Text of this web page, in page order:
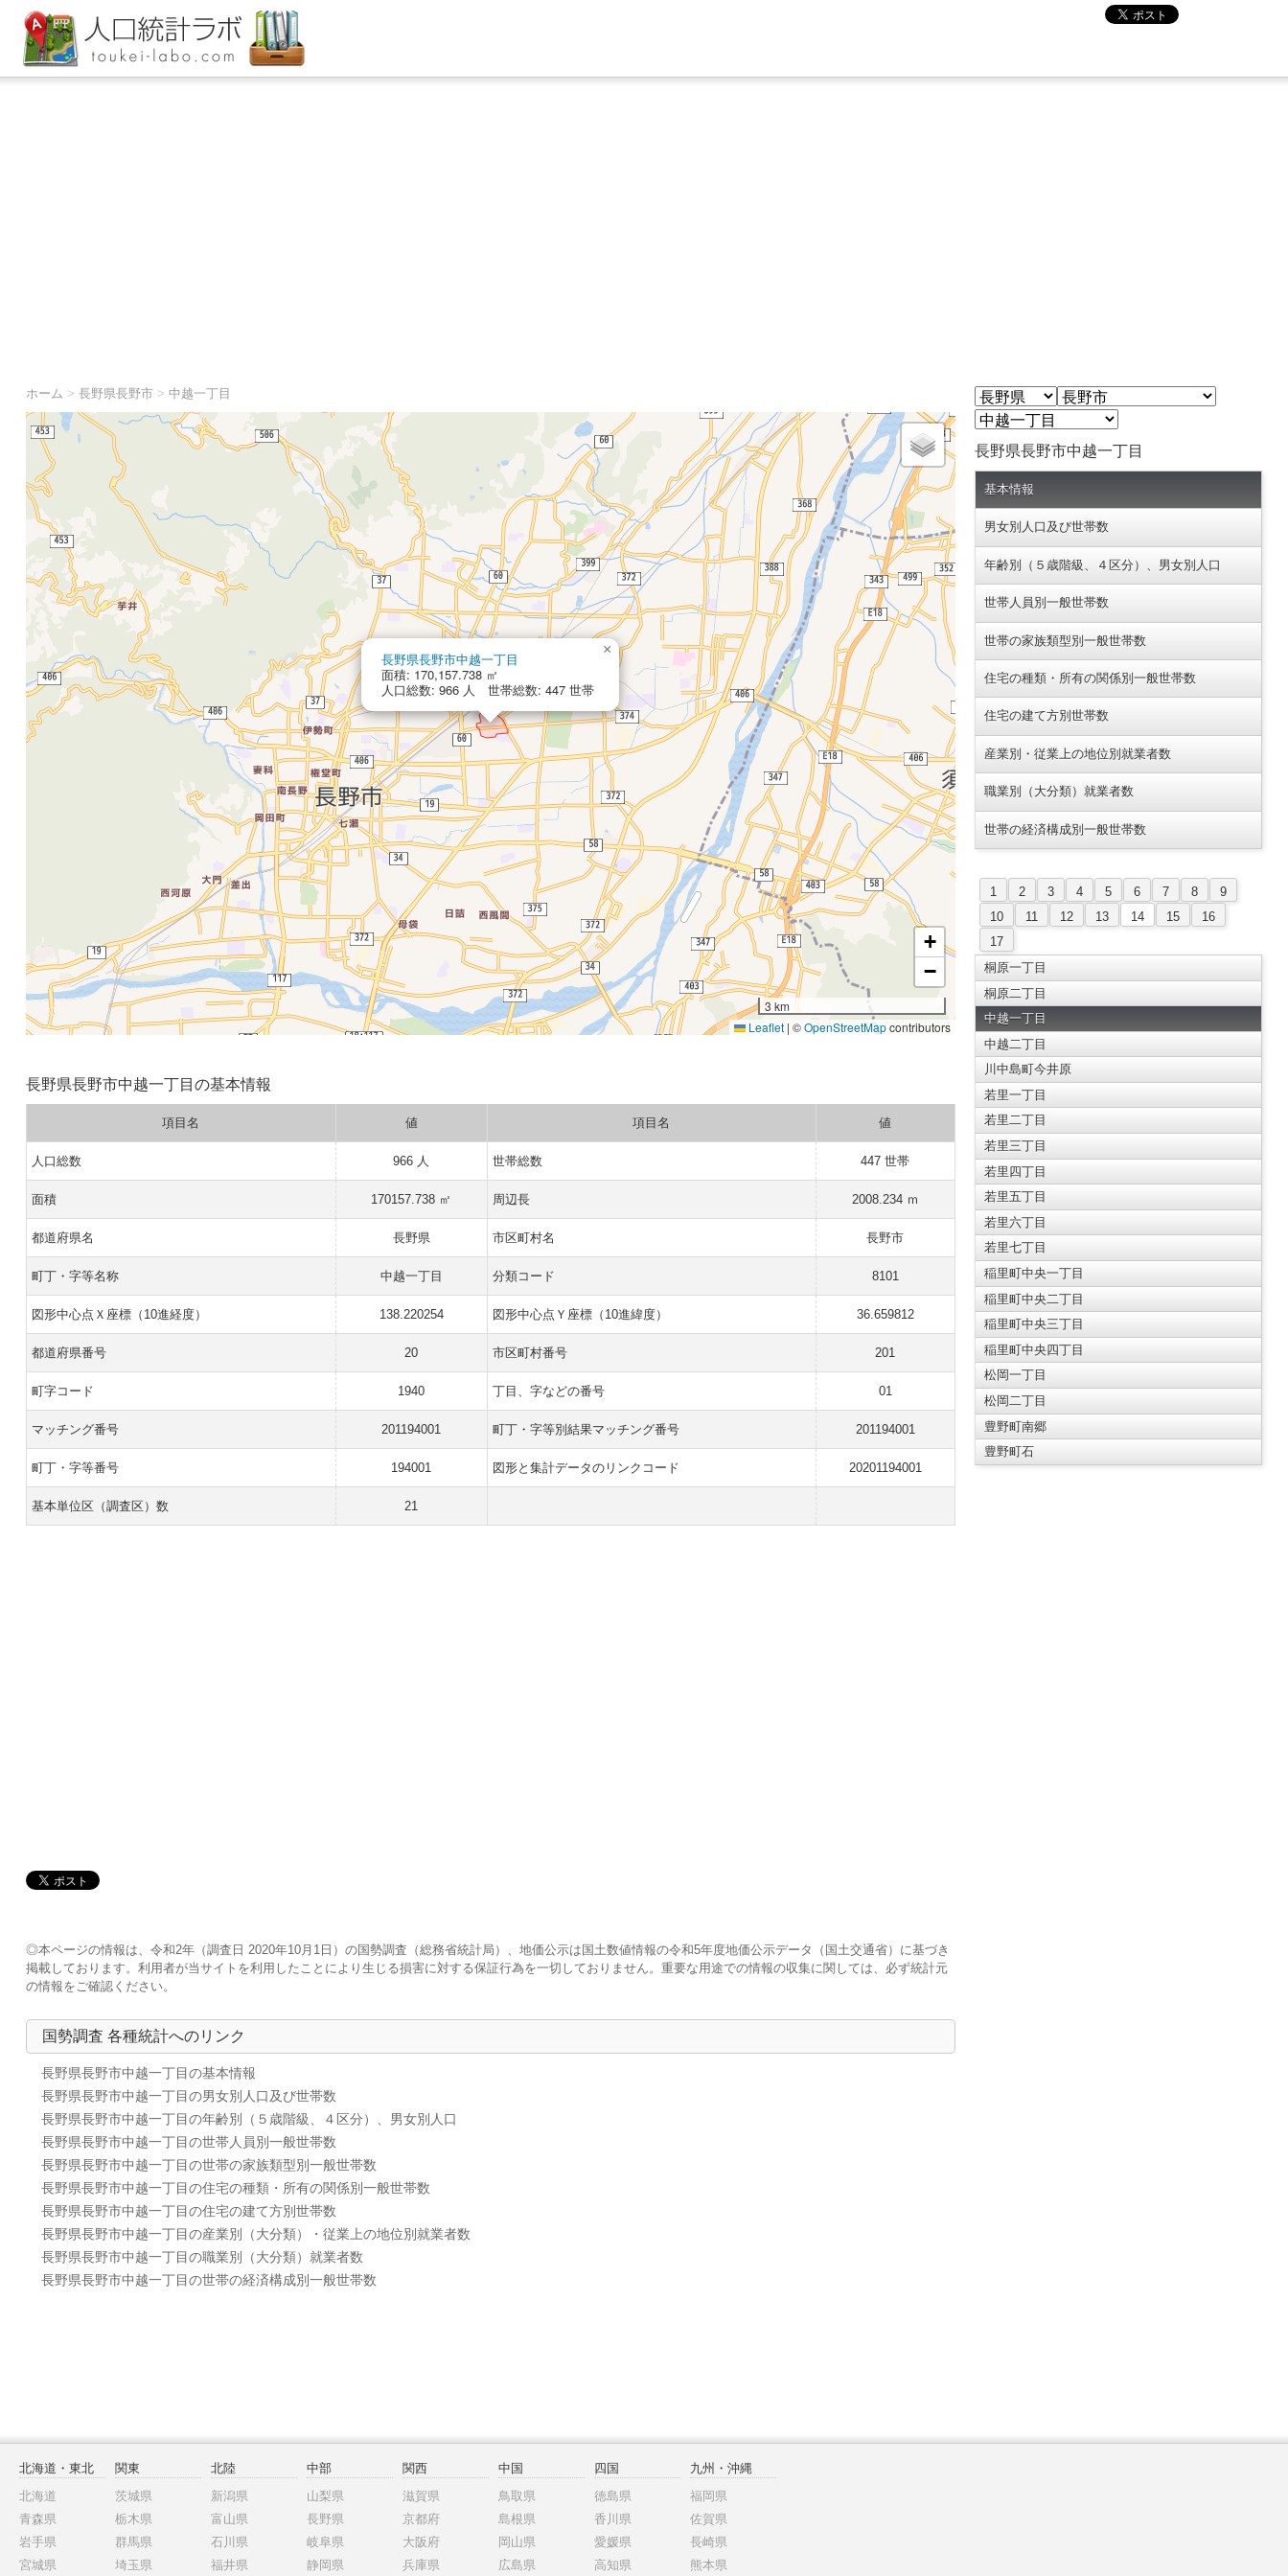
ホーム > 長野県長野市> 中越一丁目
長野県長野市中越一丁目
面積: 170,157.738 ㎡
人口総数: 966 人 世帯総数: 447 世帯
×
+
−
3 km
Leaflet | ©OpenStreetMapcontributors
長野県長野市中越一丁目の基本情報
項目名 値 項目名 値
人口総数 966 人 世帯総数 447 世帯
面積 170157.738 ㎡ 周辺長 2008.234 ｍ
都道府県名 長野県 市区町村名 長野市
町丁・字等名称 中越一丁目 分類コード 8101
図形中心点Ｘ座標（10進経度） 138.220254 図形中心点Ｙ座標（10進緯度） 36.659812
都道府県番号 20 市区町村番号 201
町字コード 1940 丁目、字などの番号 01
マッチング番号 201194001 町丁・字等別結果マッチング番号 201194001
町丁・字等番号 194001 図形と集計データのリンクコード 20201194001
基本単位区（調査区）数 21
◎本ページの情報は、令和2年（調査日 2020年10月1日）の国勢調査（総務省統計局）、地価公示は国土数値情報の令和5年度地価公示データ（国土交通省）に基づき
掲載しております。利用者が当サイトを利用したことにより生じる損害に対する保証行為を一切しておりません。重要な用途での情報の収集に関しては、必ず統計元
の情報をご確認ください。
国勢調査 各種統計へのリンク
長野県長野市中越一丁目の基本情報
長野県長野市中越一丁目の男女別人口及び世帯数
長野県長野市中越一丁目の年齢別（５歳階級、４区分）、男女別人口
長野県長野市中越一丁目の世帯人員別一般世帯数
長野県長野市中越一丁目の世帯の家族類型別一般世帯数
長野県長野市中越一丁目の住宅の種類・所有の関係別一般世帯数
長野県長野市中越一丁目の住宅の建て方別世帯数
長野県長野市中越一丁目の産業別（大分類）・従業上の地位別就業者数
長野県長野市中越一丁目の職業別（大分類）就業者数
長野県長野市中越一丁目の世帯の経済構成別一般世帯数
長野県長野市中越一丁目
基本情報
男女別人口及び世帯数
年齢別（５歳階級、４区分）、男女別人口
世帯人員別一般世帯数
世帯の家族類型別一般世帯数
住宅の種類・所有の関係別一般世帯数
住宅の建て方別世帯数
産業別・従業上の地位別就業者数
職業別（大分類）就業者数
世帯の経済構成別一般世帯数
1 2 3 4 5 6 7 8
9
10
11 12 13 14 15
16
17
桐原一丁目
桐原二丁目
中越一丁目
中越二丁目
川中島町今井原
若里一丁目
若里二丁目
若里三丁目
若里四丁目
若里五丁目
若里六丁目
若里七丁目
稲里町中央一丁目
稲里町中央二丁目
稲里町中央三丁目
稲里町中央四丁目
松岡一丁目
松岡二丁目
豊野町南郷
豊野町石
北海道・東北
北海道
青森県
岩手県
宮城県
関東
茨城県
栃木県
群馬県
埼玉県
北陸
新潟県
富山県
石川県
福井県
中部
山梨県
長野県
岐阜県
静岡県
関西
滋賀県
京都府
大阪府
兵庫県
中国
鳥取県
島根県
岡山県
広島県
四国
徳島県
香川県
愛媛県
高知県
九州・沖縄
福岡県
佐賀県
長崎県
熊本県